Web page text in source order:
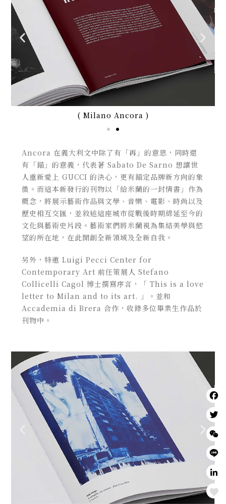
( Milano Ancora )
Ancora 在義大利文中除了有「再」的意思，同時還
有「錨」的意義，代表著 Sabato De Sarno 想讓世
人重新愛上 GUCCI 的決心，更有錨定品牌新方向的象
徵。而這本新發行的刊物以「給米蘭的一封情書」作為
概念，將展示藝術作品與文學、音樂、電影、時尚以及
歷史相互交匯，並敘述這座城市從戰後時期綿延至今的
文化與藝術史片段。藝術家們將米蘭視為集結美學與慾
望的所在地，在此開創全新領域及全新自我。
另外，特邀 Luigi Pecci Center for
Contemporary Art 前任策展人 Stefano
Collicelli Cagol 博士撰寫序言，「 This is a love
letter to Milan and to its art. 」。並和
Accademia di Brera 合作，收錄多位畢業生作品於
刊物中。
Love